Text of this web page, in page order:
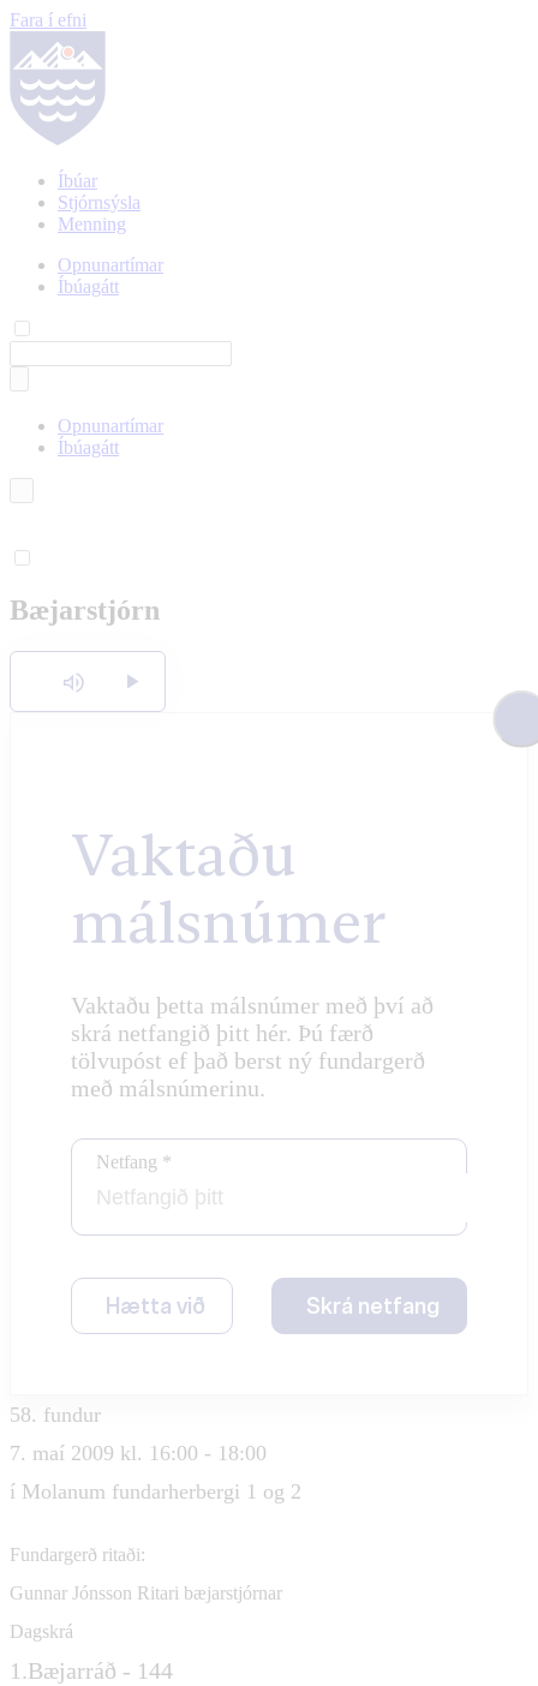
Fara í efni
Íbúar
Stjórnsýsla
Menning
Opnunartímar
Íbúagátt
Opnunartímar
Íbúagátt
Bæjarstjórn
Hlusta
Vaktaðu
málsnúmer
Vaktaðu þetta málsnúmer með því að
skrá netfangið þitt hér. Þú færð
tölvupóst ef það berst ný fundargerð
með málsnúmerinu.
Netfang *
Hætta við Skrá netfang
58. fundur
7. maí 2009 kl. 16:00 - 18:00
í Molanum fundarherbergi 1 og 2
Fundargerð ritaði:
Gunnar Jónsson Ritari bæjarstjórnar
Dagskrá
1.Bæjarráð - 144